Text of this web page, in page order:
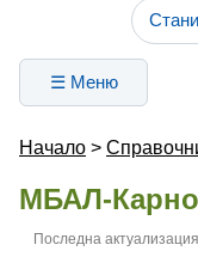
☰ Меню
Начало >
МБАЛ-
Последна